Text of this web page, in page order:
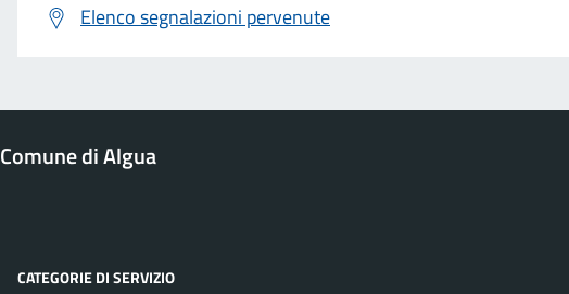
Elenco segnalazioni pervenute
Comune di Algua
CATEGORIE DI SERVIZIO